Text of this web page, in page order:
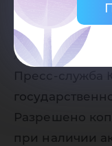
Дата
Автор:
Пресс-служба
Разрешено
при наличии